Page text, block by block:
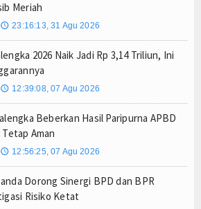
Meriah
🕔 23:16:13, 31 Agu 2026
2026 Naik Jadi Rp 3,14 Triliun, Ini
🕔 12:39:08, 07 Agu 2026
Beberkan Hasil Paripurna APBD
Tetap Aman
🕔 12:56:25, 07 Agu 2026
Dorong Sinergi BPD dan BPR
Risiko Ketat